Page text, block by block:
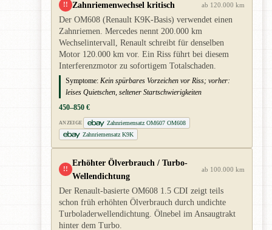
!! Zahnriemenwechsel kritisch ab 120.000 km
Der OM608 (Renault K9K-Basis) verwendet einen
Zahnriemen. Mercedes nennt 200.000 km
Wechselintervall, Renault schreibt für denselben
Motor 120.000 km vor. Ein Riss führt bei diesem
Interferenzmotor zu sofortigem Totalschaden.
Symptome: Kein spürbares Vorzeichen vor Riss; vorher:
leises Quietschen, seltener Startschwierigkeiten
450–850 €
ANZEIGE
Zahnriemensatz OM607 OM608
Zahnriemensatz K9K
!!
Erhöhter Ölverbrauch / Turbo-
Wellendichtung
ab 100.000 km
Der Renault-basierte OM608 1.5 CDI zeigt teils
schon früh erhöhten Ölverbrauch durch undichte
Turboladerwellendichtung. Ölnebel im Ansaugtrakt
hinter dem Turbo.